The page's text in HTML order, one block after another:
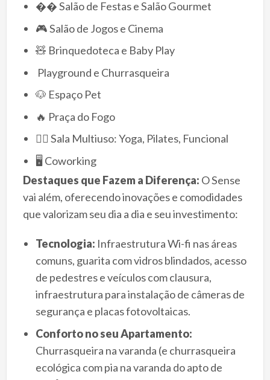
�� Salão de Festas e Salão Gourmet
🎮 Salão de Jogos e Cinema
🧸 Brinquedoteca e Baby Play
‍‍‍ Playground e Churrasqueira
🐶 Espaço Pet
🔥 Praça do Fogo
🧘‍♀️ Sala Multiuso: Yoga, Pilates, Funcional
🖥️ Coworking
Destaques que Fazem a Diferença: O Sense
vai além, oferecendo inovações e comodidades
que valorizam seu dia a dia e seu investimento:
Tecnologia: Infraestrutura Wi-fi nas áreas
comuns, guarita com vidros blindados, acesso
de pedestres e veículos com clausura,
infraestrutura para instalação de câmeras de
segurança e placas fotovoltaicas.
Conforto no seu Apartamento:
Churrasqueira na varanda (e churrasqueira
ecológica com pia na varanda do apto de